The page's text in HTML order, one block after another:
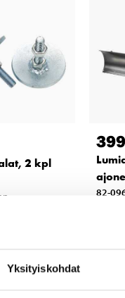
Yksityiskohdat
2 kpl
399
82-